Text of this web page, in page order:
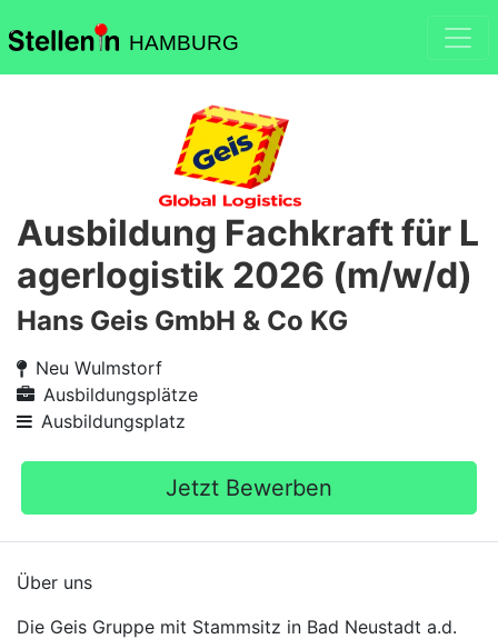
HAMBURG
Ausbildung Fachkraft für L
agerlogistik 2026 (m/w/d)
Hans Geis GmbH & Co KG
Neu Wulmstorf
Ausbildungsplätze
Ausbildungsplatz
Jetzt Bewerben
Über uns
Die Geis Gruppe mit Stammsitz in Bad Neustadt a.d.